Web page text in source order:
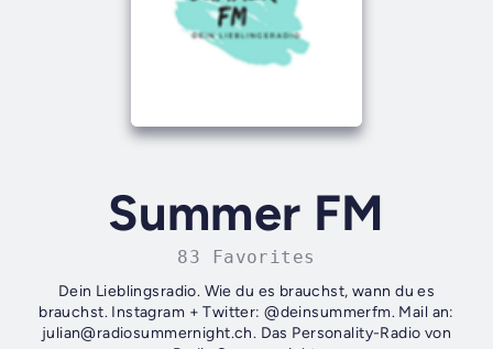
Summer FM
83 Favorites
Dein Lieblingsradio. Wie du es brauchst, wann du es
brauchst. Instagram + Twitter: @deinsummerfm. Mail an:
julian@radiosummernight.ch. Das Personality-Radio von